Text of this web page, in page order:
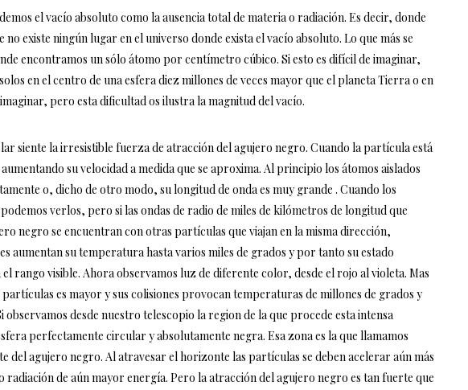
el vacío absoluto como la ausencia total de materia o radiación. Es decir, donde
no existe ningún lugar en el universo donde exista el vacío absoluto. Lo que más se
encontramos un sólo átomo por centímetro cúbico. Si esto es difícil de imaginar,
en el centro de una esfera diez millones de veces mayor que el planeta Tierra o en
pero esta dificultad os ilustra la magnitud del vacío.
siente la irresistible fuerza de atracción del agujero negro. Cuando la partícula está
su velocidad a medida que se aproxima. Al principio los átomos aislados
o, dicho de otro modo, su longitud de onda es muy grande . Cuando los
verlos, pero si las ondas de radio de miles de kilómetros de longitud que
negro se encuentran con otras partículas que viajan en la misma dirección,
aumentan su temperatura hasta varios miles de grados y por tanto su estado
rango visible. Ahora observamos luz de diferente color, desde el rojo al violeta. Mas
es mayor y sus colisiones provocan temperaturas de millones de grados y
observamos desde nuestro telescopio la region de la que procede esta intensa
perfectamente circular y absolutamente negra. Esa zona es la que llamamos
del agujero negro. Al atravesar el horizonte las partículas se deben acelerar aún más
radiación de aún mayor energía. Pero la atracción del agujero negro es tan fuerte que